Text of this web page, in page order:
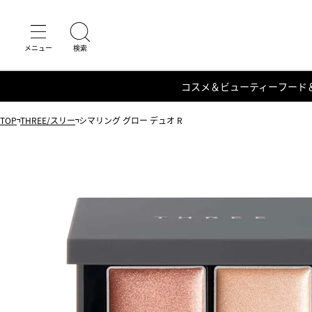
コスメ＆ビューティーフード
TOP THREE/スリー シマリング グロー デュオ R